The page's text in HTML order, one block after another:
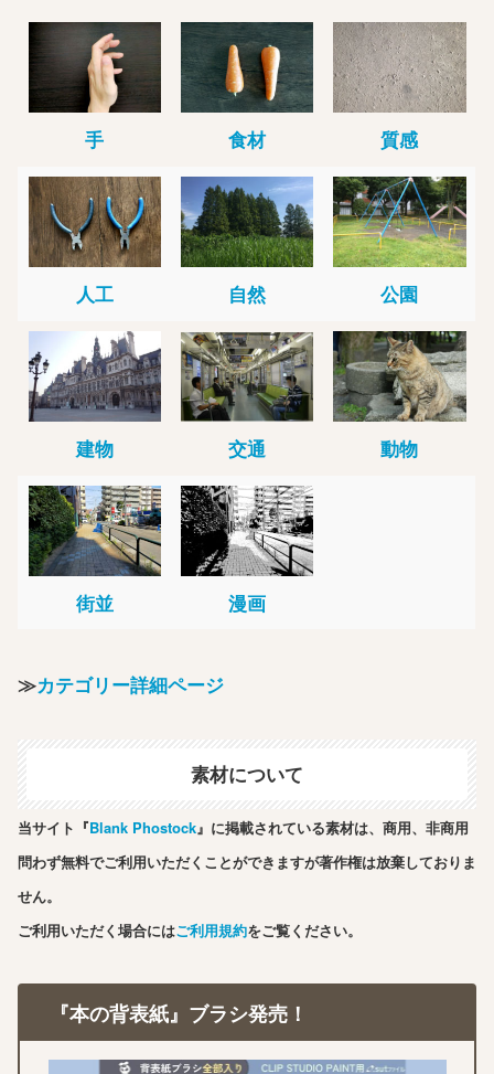
手 食材 質感
人工 自然 公園
建物 交通 動物
街並 漫画
≫カテゴリー詳細ページ
素材について
当サイト『Blank Phostock』に掲載されている素材は、商用、非商用
問わず無料でご利用いただくことができますが著作権は放棄しておりま
せん。
ご利用いただく場合にはご利用規約をご覧ください。
『本の背表紙』ブラシ発売！